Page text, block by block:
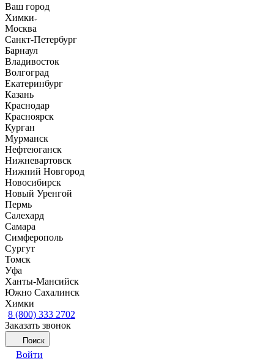
Ваш город
Химки
Москва
Санкт-Петербург
Барнаул
Владивосток
Волгоград
Екатеринбург
Казань
Краснодар
Красноярск
Курган
Мурманск
Нефтеюганск
Нижневартовск
Нижний Новгород
Новосибирск
Новый Уренгой
Пермь
Салехард
Самара
Симферополь
Сургут
Томск
Уфа
Ханты-Мансийск
Южно Сахалинск
Химки
8 (800) 333 2702
Заказать звонок
Поиск
Войти